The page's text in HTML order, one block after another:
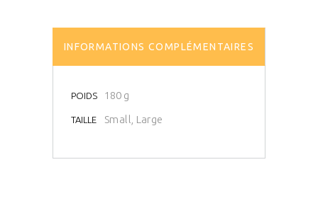
INFORMATIONS COMPLÉMENTAIRES
POIDS 180 g
TAILLE Small, Large